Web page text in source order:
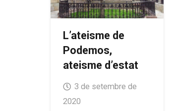
L’ateisme de
Podemos,
ateisme d’estat
3 de setembre de
2020